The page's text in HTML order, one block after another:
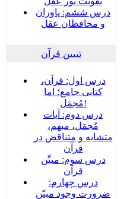
درس ششم: یاوران
و محافظان عقل
تبیین قرآن
درس اول: قرآن،
کتابی جامع؛ اما
مُجمَل!
درس دوم: آیات
مُجمَل، مبهم،
متشابه و متناقض در
قرآن
درس سوم: مبیِّن
قرآن
درس چهارم:
ضرورت وجود مبیّن